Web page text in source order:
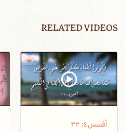
RELATED VIDEOS
أفسس٤: ٣٢